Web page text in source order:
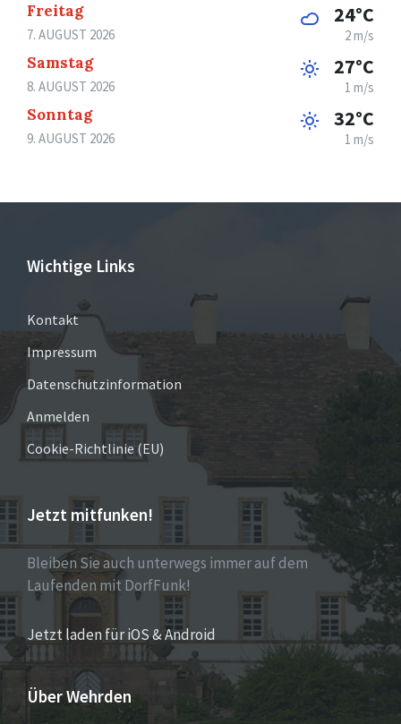
Freitag
7. AUGUST 2026
24°C
2 m/s
Samstag
8. AUGUST 2026
27°C
1 m/s
Sonntag
9. AUGUST 2026
32°C
1 m/s
Wichtige Links
Kontakt
Impressum
Datenschutzinformation
Anmelden
Cookie-Richtlinie (EU)
Jetzt mitfunken!
Bleiben Sie auch unterwegs immer auf dem
Laufenden mit DorfFunk!
Jetzt laden für iOS & Android
Über Wehrden